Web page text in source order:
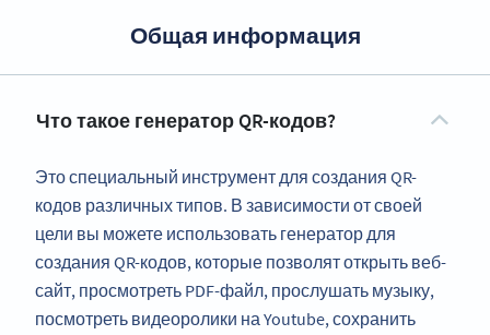
Общая информация
Что такое генератор QR-кодов?
Это специальный инструмент для создания QR-
кодов различных типов. В зависимости от своей
цели вы можете использовать генератор для
создания QR-кодов, которые позволят открыть веб-
сайт, просмотреть PDF-файл, прослушать музыку,
посмотреть видеоролики на Youtube, сохранить